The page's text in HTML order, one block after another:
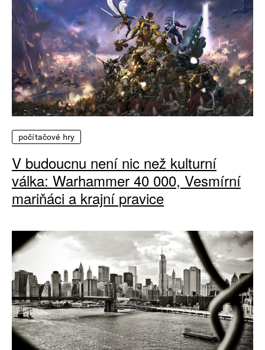
počítačové hry
V budoucnu není nic než kulturní
válka: Warhammer 40 000, Vesmírní
mariňáci a krajní pravice